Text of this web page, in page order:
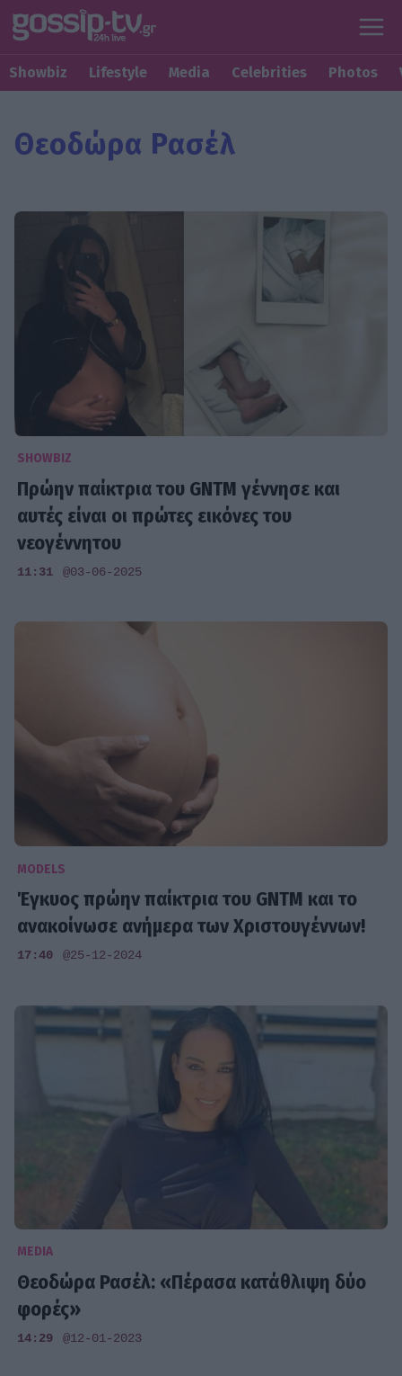
Showbiz Lifestyle Media Celebrities Photos
Θεοδώρα Ρασέλ
SHOWBIZ
Πρώην παίκτρια του GNTM γέννησε και
αυτές είναι οι πρώτες εικόνες του
νεογέννητου
11:31 @03-06-2025
MODELS
Έγκυος πρώην παίκτρια του GNTM και το
ανακοίνωσε ανήμερα των Χριστουγέννων!
17:40 @25-12-2024
MEDIA
Θεοδώρα Ρασέλ: «Πέρασα κατάθλιψη δύο
φορές»
14:29 @12-01-2023